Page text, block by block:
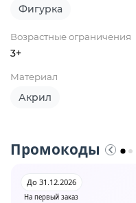
Фигурка
Возрастные ограничения
3+
Материал
Акрил
Промокоды
На первый заказ
До 31.12.2026